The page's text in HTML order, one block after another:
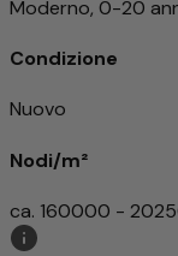
Moderno, 0-20
Condizione
Nuovo
Nodi/m²
ca. 160000 -